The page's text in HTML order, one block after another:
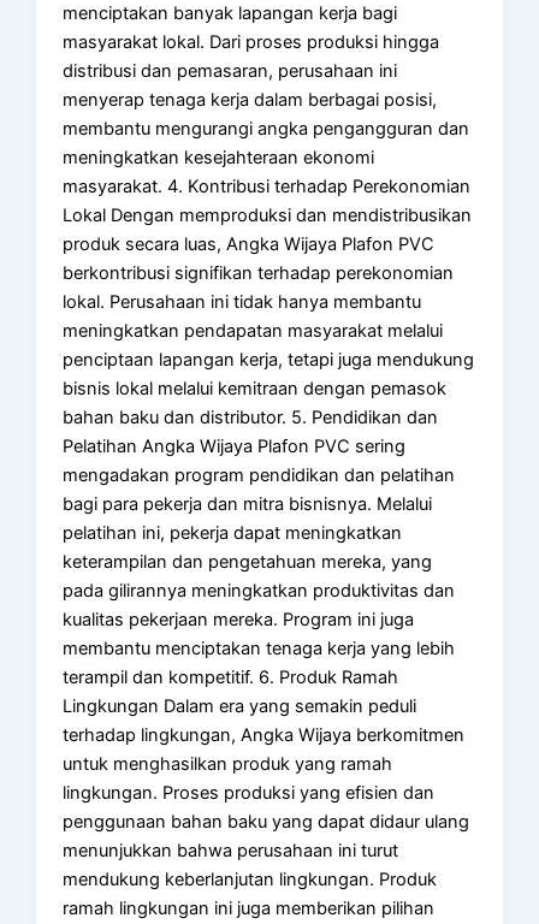
menciptakan banyak lapangan kerja bagi
masyarakat lokal. Dari proses produksi hingga
distribusi dan pemasaran, perusahaan ini
menyerap tenaga kerja dalam berbagai posisi,
membantu mengurangi angka pengangguran dan
meningkatkan kesejahteraan ekonomi
masyarakat. 4. Kontribusi terhadap Perekonomian
Lokal Dengan memproduksi dan mendistribusikan
produk secara luas, Angka Wijaya Plafon PVC
berkontribusi signifikan terhadap perekonomian
lokal. Perusahaan ini tidak hanya membantu
meningkatkan pendapatan masyarakat melalui
penciptaan lapangan kerja, tetapi juga mendukung
bisnis lokal melalui kemitraan dengan pemasok
bahan baku dan distributor. 5. Pendidikan dan
Pelatihan Angka Wijaya Plafon PVC sering
mengadakan program pendidikan dan pelatihan
bagi para pekerja dan mitra bisnisnya. Melalui
pelatihan ini, pekerja dapat meningkatkan
keterampilan dan pengetahuan mereka, yang
pada gilirannya meningkatkan produktivitas dan
kualitas pekerjaan mereka. Program ini juga
membantu menciptakan tenaga kerja yang lebih
terampil dan kompetitif. 6. Produk Ramah
Lingkungan Dalam era yang semakin peduli
terhadap lingkungan, Angka Wijaya berkomitmen
untuk menghasilkan produk yang ramah
lingkungan. Proses produksi yang efisien dan
penggunaan bahan baku yang dapat didaur ulang
menunjukkan bahwa perusahaan ini turut
mendukung keberlanjutan lingkungan. Produk
ramah lingkungan ini juga memberikan pilihan